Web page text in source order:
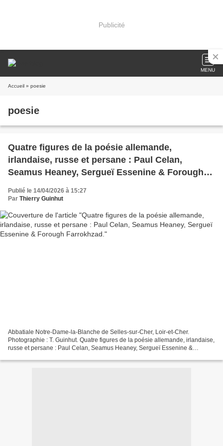
Publicité
MENU
Accueil » poesie
poesie
Quatre figures de la poésie allemande,
irlandaise, russe et persane : Paul Celan,
Seamus Heaney, Sergueï Essenine & Forough
Farrokhzad.
Publié le 14/04/2026 à 15:27
Par Thierry Guinhut
Abbatiale Notre-Dame-la-Blanche de Selles-sur-Cher, Loir-et-Cher.
Photographie : T. Guinhut. Quatre figures de la poésie allemande, irlandaise,
russe et persane : Paul Celan, Seamus Heaney, Sergueï Essenine &